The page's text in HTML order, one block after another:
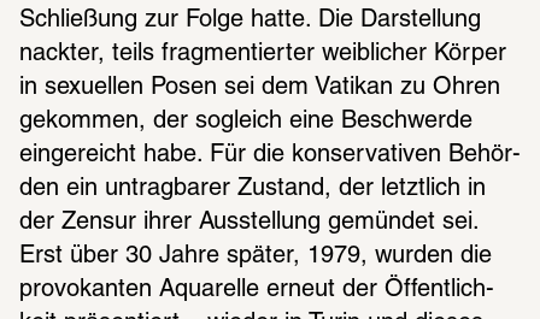
Schlie­ßung zur Folge hatte. Die Darstel­lung
nack­ter, teils frag­men­tier­ter weib­li­cher Körper
in sexu­el­len Posen sei dem Vati­kan zu Ohren
gekom­men, der sogleich eine Beschwerde
einge­reicht habe. Für die konser­va­ti­ven Behör­
den ein untrag­ba­rer Zustand, der letzt­lich in
der Zensur ihrer Ausstel­lung gemün­det sei.
Erst über 30 Jahre später, 1979, wurden die
provo­kan­ten Aqua­relle erneut der Öffent­lich­